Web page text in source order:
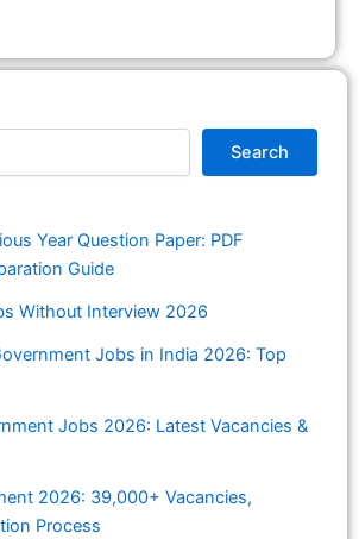
Search
Year Question Paper: PDF
Guide
Without Interview 2026
Jobs in India 2026: Top
Jobs 2026: Latest Vacancies &
2026: 39,000+ Vacancies,
Process